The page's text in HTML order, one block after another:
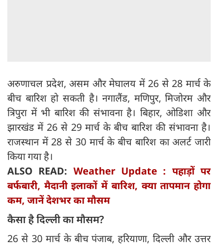
अरुणाचल प्रदेश, असम और मेघालय में 26 से 28 मार्च के
बीच बारिश हो सकती है। नगालैंड, मणिपुर, मिजोरम और
त्रिपुरा में भी बारिश की संभावना है। बिहार, ओडिशा और
झारखंड में 26 से 29 मार्च के बीच बारिश की संभावना है।
राजस्थान में 28 से 30 मार्च के बीच बारिश का अलर्ट जारी
किया गया है।
ALSO READ: Weather Update : पहाड़ों पर
बर्फबारी, मैदानी इलाकों में बारिश, क्‍या तापमान होगा
कम, जानें देशभर का मौसम
कैसा है दिल्‍ली का मौसम?
26 से 30 मार्च के बीच पंजाब, हरियाणा, दिल्ली और उत्तर